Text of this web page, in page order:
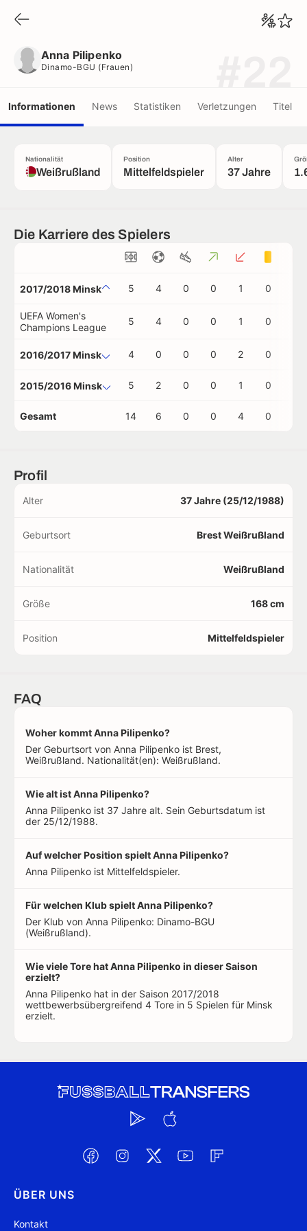
Anna Pilipenko
Dinamo-BGU (frauen)
Informationen News Statistiken Verletzungen Titel
Nationalität
Weißrußland
Position
Mittelfeldspieler
Alter
37 Jahre
Die Karriere des Spielers
2017/2018 Minsk 5 4 0 0 1 0
UEFA Women's
Champions League
5 4 0 0 1 0
2016/2017 Minsk 4 0 0 0 2 0
2015/2016 Minsk 5 2 0 0 1 0
Gesamt 14 6 0 0 4 0
Profil
Alter 37 Jahre (25/12/1988)
Geburtsort Brest Weißrußland
Nationalität Weißrußland
Größe 168 cm
Position Mittelfeldspieler
FAQ
Woher kommt Anna Pilipenko?
Der Geburtsort von Anna Pilipenko ist Brest,
Weißrußland. Nationalität(en): Weißrußland.
Wie alt ist Anna Pilipenko?
Anna Pilipenko ist 37 Jahre alt. Sein Geburtsdatum ist
der 25/12/1988.
Auf welcher Position spielt Anna Pilipenko?
Anna Pilipenko ist Mittelfeldspieler.
Für welchen Klub spielt Anna Pilipenko?
Der Klub von Anna Pilipenko: Dinamo-BGU
(Weißrußland).
Wie viele Tore hat Anna Pilipenko in dieser Saison
erzielt?
Anna Pilipenko hat in der Saison 2017/2018
wettbewerbsübergreifend 4 Tore in 5 Spielen für Minsk
erzielt.
ÜBER UNS
Kontakt